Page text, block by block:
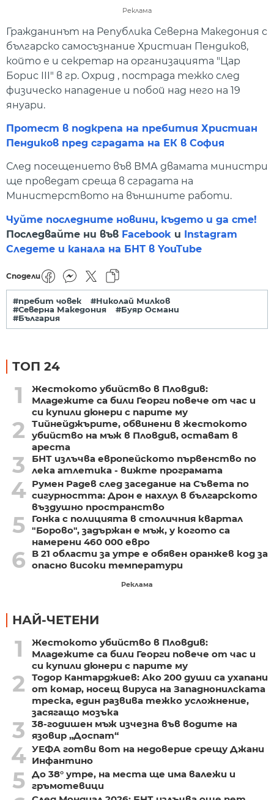
Реклама
Гражданинът на Република Северна Македония с
българско самосъзнание Христиан Пендиков,
който е и секретар на организацията "Цар
Борис III" в гр. Охрид , пострада тежко след
физическо нападение и побой над него на 19
януари.
Протест в подкрепа на пребития Христиан
Пендиков пред сградата на ЕК в София
След посещението във ВМА двамата министри
ще проведат среща в сградата на
Министерството на външните работи.
Чуйте последните новини, където и да сте!
Последвайте ни във Facebook и Instagram
Следете и канала на БНТ в YouTube
Сподели
#пребит човек
#Николай Милков
#Северна Македония
#Буяр Османи
#България
ТОП 24
1
Жестокото убийство в Пловдив:
Младежите са били Георги повече от час и
си купили дюнери с парите му
2
Тийнейджърите, обвинени в жестокото
убийство на мъж в Пловдив, остават в
ареста
3
БНТ излъчва европейското първенство по
лека атлетика - вижте програмата
4 Румен Радев след заседание на Съвета по
сигурността: Дрон е нахлул в българското
въздушно пространство
5
Гонка с полицията в столичния квартал
"Борово", задържан е мъж, у когото са
намерени 460 000 евро
6
В 21 области за утре е обявен оранжев код за
опасно високи температури
Реклама
НАЙ-ЧЕТЕНИ
1
Жестокото убийство в Пловдив:
Младежите са били Георги повече от час и
си купили дюнери с парите му
2
Тодор Кантарджиев: Ако 200 души са ухапани
от комар, носещ вируса на Западнонилската
треска, един развива тежко усложнение,
засягащо мозъка
3
38-годишен мъж изчезна във водите на
язовир „Доспат“
4 УЕФА готви вот на недоверие срещу Джани
Инфантино
5 До 38° утре, на места ще има валежи и
гръмотевици